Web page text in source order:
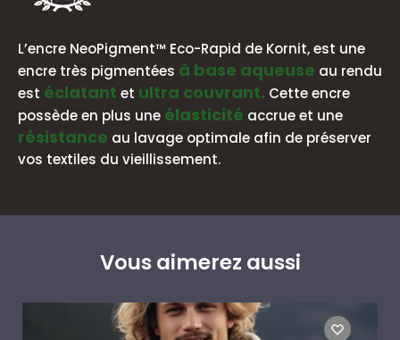
L’encre NeoPigment™ Eco-Rapid de Kornit, est une
encre très pigmentées à base aqueuse au rendu
est éclatant et ultra couvrant. Cette encre
possède en plus une élasticité accrue et une
résistance au lavage optimale afin de préserver
vos textiles du vieillissement.
Vous aimerez aussi